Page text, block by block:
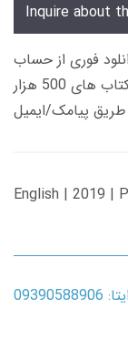
Inquire about
تومانی دانلود فوری از حساب
کاربری می باشد، و زمان تحویل لینک دانلود کتاب های 500 هزار
English | 2019 |